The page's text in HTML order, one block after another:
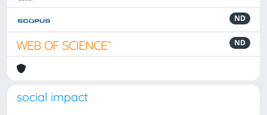
ND
ND
social impact